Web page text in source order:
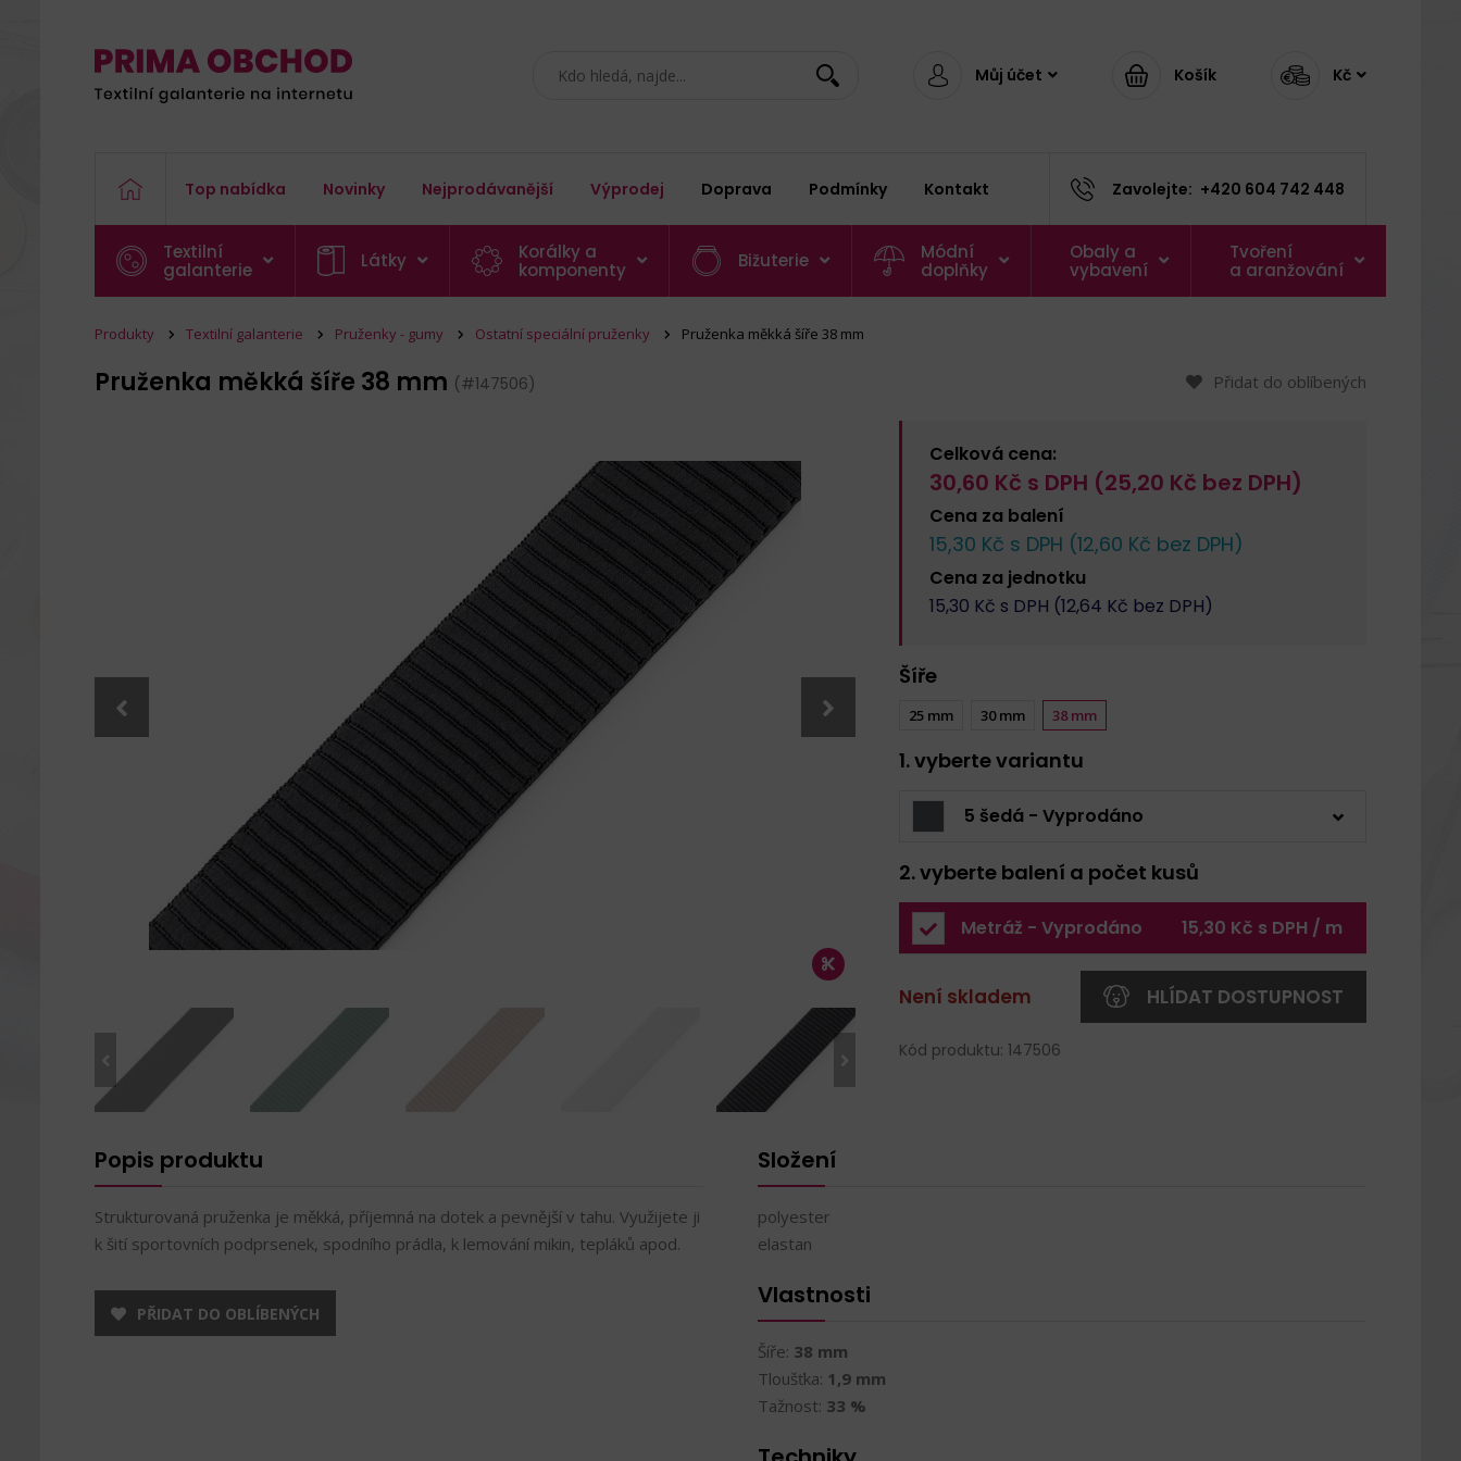
Můj účet Košík Kč
Top nabídka Novinky Nejprodávanější Výprodej Doprava Podmínky Kontakt Zavolejte: +420 604 742 448
Textilní
galanterie
Látky
Korálky a
komponenty
Bižuterie
Módní
doplňky
Obaly a
vybavení
Tvoření
a aranžování
Produkty Textilní galanterie Pruženky - gumy Ostatní speciální pruženky Pruženka měkká šíře 38 mm
Pruženka měkká šíře 38 mm (#147506) Přidat do oblíbených
Celková cena:
30,60 Kč s DPH (25,20 Kč bez DPH)
Cena za balení
15,30 Kč s DPH (12,60 Kč bez DPH)
Cena za jednotku
15,30 Kč s DPH (12,64 Kč bez DPH)
Šíře
25 mm 30 mm 38 mm
1. vyberte variantu
5 šedá - Vyprodáno
2. vyberte balení a počet kusů
Metráž - Vyprodáno 15,30 Kč s DPH / m
Není skladem HLÍDAT DOSTUPNOST
Kód produktu: 147506
Popis produktu
Strukturovaná pruženka je měkká, příjemná na dotek a pevnější v tahu. Využijete ji
k šití sportovních podprsenek, spodního prádla, k lemování mikin, tepláků apod.
PŘIDAT DO OBLÍBENÝCH
Složení
polyester
elastan
Vlastnosti
Šíře: 38 mm
Tloušťka: 1,9 mm
Tažnost: 33 %